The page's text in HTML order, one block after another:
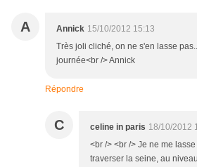
A Annick 15/10/2012 15:13
Très joli cliché, on ne s'en lasse
journée<br /> Annick
Répondre
C celine in paris 18/10/2012
<br /> <br /> Je ne me
traverser la seine, au